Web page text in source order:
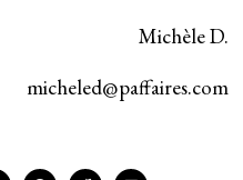
Michèle D.
micheled@paffaires.com